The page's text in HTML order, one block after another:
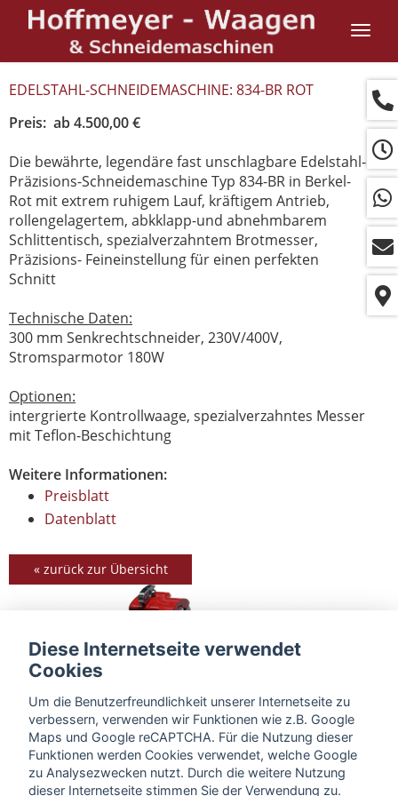
EDELSTAHL-SCHNEIDEMASCHINE: 834-BR ROT
Preis: ab 4.500,00 €
Die bewährte, legendäre fast unschlagbare Edelstahl-
Präzisions-Schneidemaschine Typ 834-BR in Berkel-
Rot mit extrem ruhigem Lauf, kräftigem Antrieb,
rollengelagertem, abkklapp-und abnehmbarem
Schlittentisch, spezialverzahntem Brotmesser,
Präzisions- Feineinstellung für einen perfekten
Schnitt
Technische Daten:
300 mm Senkrechtschneider, 230V/400V,
Stromsparmotor 180W
Optionen:
intergrierte Kontrollwaage, spezialverzahntes Messer
mit Teflon-Beschichtung
Weitere Informationen:
Preisblatt
Datenblatt
« zurück zur Übersicht
Diese Internetseite verwendet
Cookies
Um die Benutzerfreundlichkeit unserer Internetseite zu
verbessern, verwenden wir Funktionen wie z.B. Google
Maps und Google reCAPTCHA. Für die Nutzung dieser
Funktionen werden Cookies verwendet, welche Google
zu Analysezwecken nutzt. Durch die weitere Nutzung
dieser Internetseite stimmen Sie der Verwendung zu.